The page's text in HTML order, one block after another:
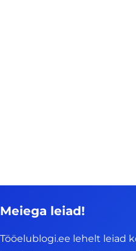
Meiega leiad!
Tööelublogi.ee lehelt leiad